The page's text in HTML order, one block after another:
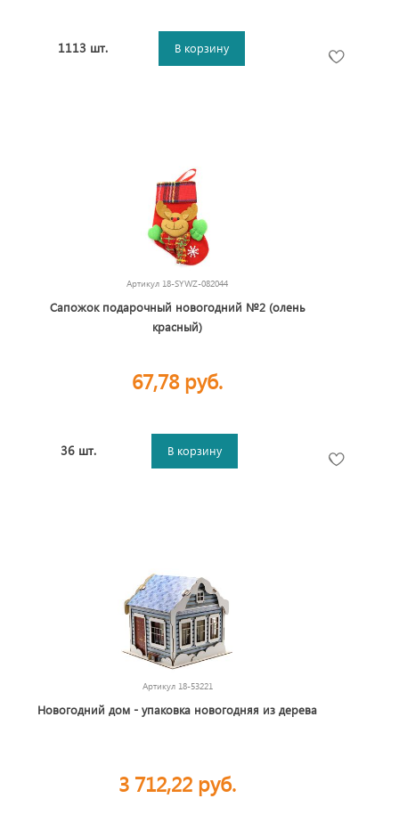
1113 шт. В корзину
Артикул 18-SYWZ-082044
Сапожок подарочный новогодний №2 (олень
красный)
67,78 руб.
36 шт. В корзину
Артикул 18-53221
Новогодний дом - упаковка новогодняя из дерева
3 712,22 руб.